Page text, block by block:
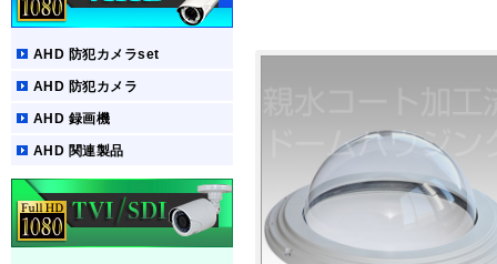
AHD 防犯カメラset
AHD 防犯カメラ
AHD 録画機
AHD 関連製品